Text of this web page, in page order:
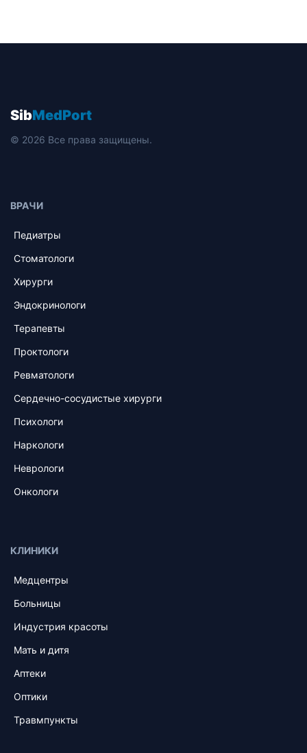
SibMedPort
© 2026 Все права защищены.
ВРАЧИ
Педиатры
Стоматологи
Хирурги
Эндокринологи
Терапевты
Проктологи
Ревматологи
Сердечно-сосудистые хирурги
Психологи
Наркологи
Неврологи
Онкологи
КЛИНИКИ
Медцентры
Больницы
Индустрия красоты
Мать и дитя
Аптеки
Оптики
Травмпункты